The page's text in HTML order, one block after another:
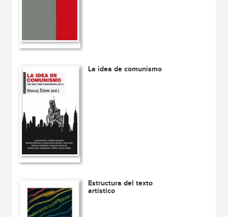
La idea de comunismo
Estructura del texto
artístico